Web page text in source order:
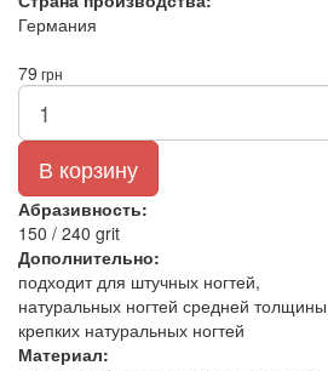
Германия
79 грн
В корзину
Абразивность:
150 / 240 grit
Дополнительно:
подходит для штучных ногтей,
натуральных ногтей средней
крепких натуральных ногтей
Материал: